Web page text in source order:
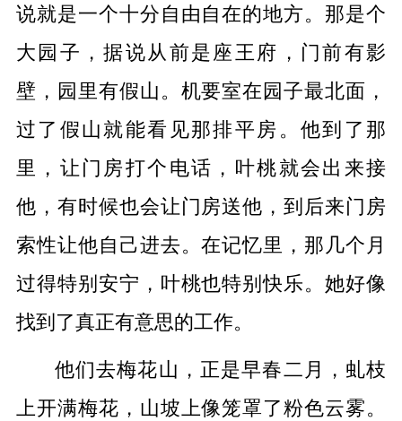
说就是一个十分自由自在的地方。那是个
大园子，据说从前是座王府，门前有影
壁，园里有假山。机要室在园子最北面，
过了假山就能看见那排平房。他到了那
里，让门房打个电话，叶桃就会出来接
他，有时候也会让门房送他，到后来门房
索性让他自己进去。在记忆里，那几个月
过得特别安宁，叶桃也特别快乐。她好像
找到了真正有意思的工作。
他们去梅花山，正是早春二月，虬枝
上开满梅花，山坡上像笼罩了粉色云雾。